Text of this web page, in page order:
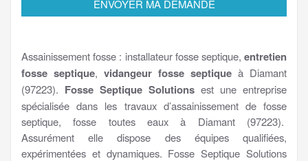
Assainissement fosse : installateur fosse septique, entretien
fosse septique, vidangeur fosse septique à Diamant
(97223). Fosse Septique Solutions est une entreprise
spécialisée dans les travaux d’assainissement de fosse
septique, fosse toutes eaux à Diamant (97223).
Assurément elle dispose des équipes qualifiées,
expérimentées et dynamiques. Fosse Septique Solutions